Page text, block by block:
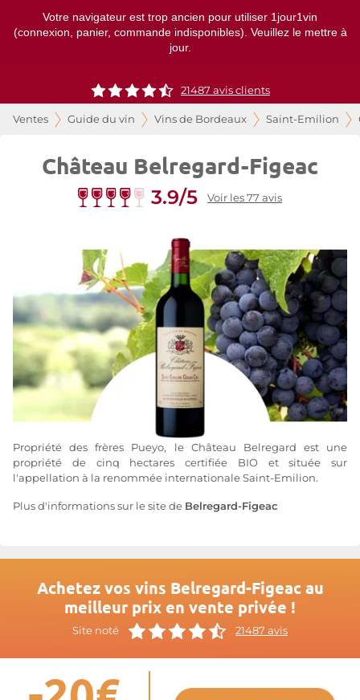
Votre navigateur est trop ancien pour utiliser 1jour1vin
(connexion, panier, commande indisponibles). Veuillez le mettre à
jour.
21487 avis clients
Ventes Guide du vin Vins de Bordeaux Saint-Emilion
Château Belregard-Figeac
3.9/5 Voir les 77 avis
Propriété des frères Pueyo, le Château Belregard est une
propriété de cinq hectares certifiée BIO et située sur
l'appellation à la renommée internationale Saint-Emilion.
Plus d'informations sur le site de Belregard-Figeac
Achetez vos vins Belregard-Figeac au
meilleur prix en vente privée !
Site noté 21487 avis